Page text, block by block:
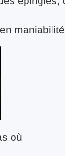
maniabilité
où